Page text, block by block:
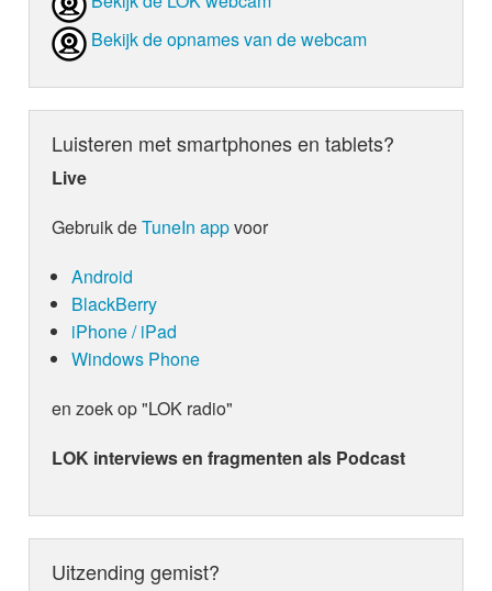
Bekijk de opnames van de webcam
Luisteren met smartphones en tablets?
Live
Gebruik deTuneIn appvoor
Android
BlackBerry
iPhone / iPad
Windows Phone
en zoek op "LOK radio"
LOK interviews en fragmenten als Podcast
Uitzending gemist?